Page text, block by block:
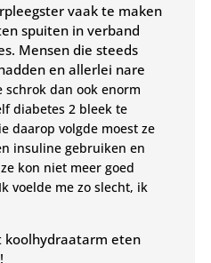
vaak te maken
spuiten in verband
Mensen die steeds
en allerlei nare
schrok dan ook enorm
diabetes 2 bleek te
daarop volgde moest ze
insuline gebruiken en
kon niet meer goed
voelde me zo slecht, ik
koolhydraatarm eten